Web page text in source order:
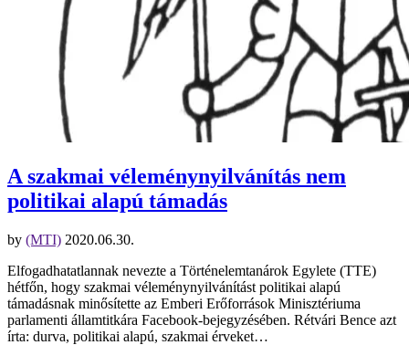
A szakmai véleménynyilvánítás nem
politikai alapú támadás
by (MTI) 2020.06.30.
Elfogadhatatlannak nevezte a Történelemtanárok Egylete (TTE)
hétfőn, hogy szakmai véleménynyilvánítást politikai alapú
támadásnak minősítette az Emberi Erőforrások Minisztériuma
parlamenti államtitkára Facebook-bejegyzésében. Rétvári Bence azt
írta: durva, politikai alapú, szakmai érveket…